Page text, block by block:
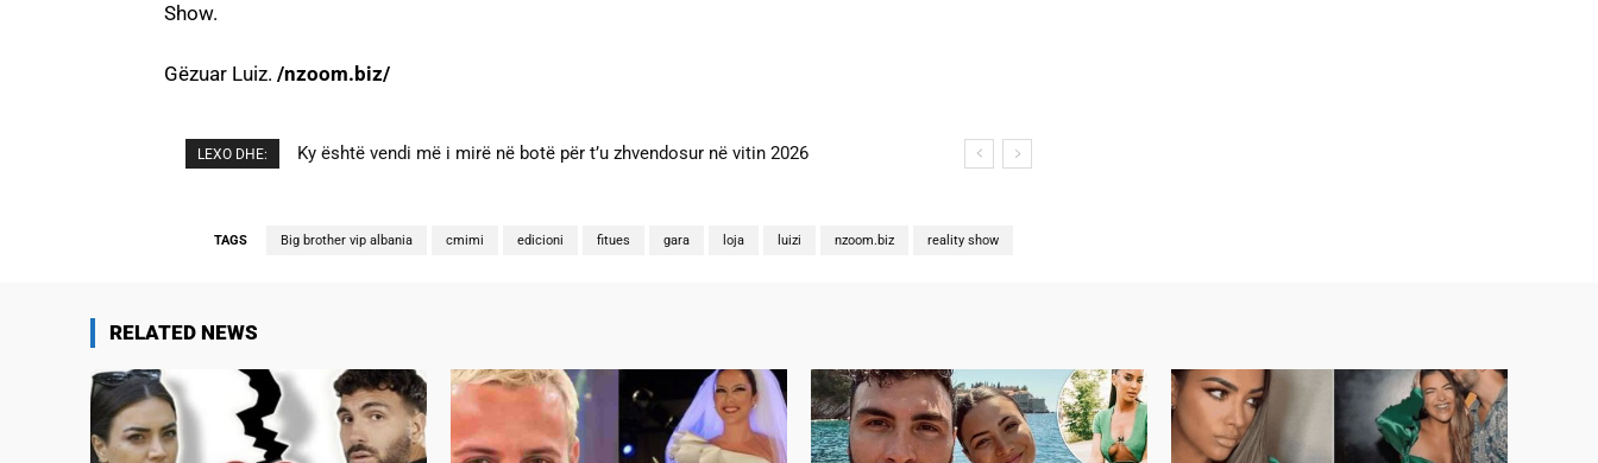
Show.
Gëzuar Luiz. /nzoom.biz/
LEXO DHE: Ky është vendi më i mirë në botë për t’u zhvendosur në vitin 2026
TAGS Big brother vip albania cmimi edicioni fitues gara loja luizi nzoom.biz reality show
RELATED NEWS